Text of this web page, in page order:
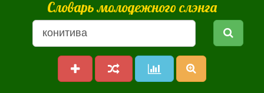
Словарь молодежного слэнга